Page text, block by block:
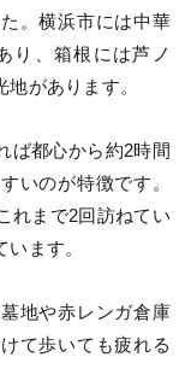
。横浜市には中華
り、箱根には芦ノ
があります。
ば都心から約2時間
いのが特徴です。
れまで2回訪ねてい
ます。
地や赤レンガ倉庫
て歩いても疲れる